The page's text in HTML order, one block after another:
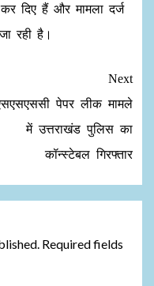
दिए हैं और मामला दर्ज
रही है।
Next
पेपर लीक मामले
में उत्तराखंड पुलिस का
कॉन्स्टेबल गिरफ्तार
Required fields